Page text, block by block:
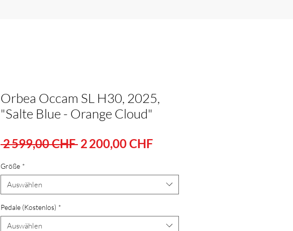
Orbea Occam SL H30, 2025,
"Salte Blue - Orange Cloud"
2 599,00 CHF Standardpreis
2 200,00 CHFSale-
Größe *
Auswählen
Pedale (Kostenlos) *
Auswählen